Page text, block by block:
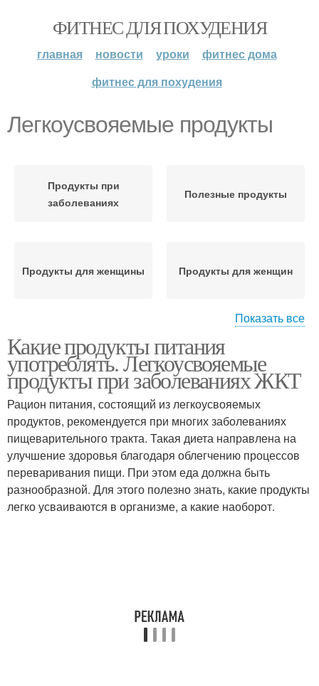
ФИТНЕС ДЛЯ ПОХУДЕНИЯ
главная новости уроки
фитнес дома
фитнес для похудения
Легкоусвояемые продукты
Продукты при
заболеваниях
Полезные продукты
Продукты для женщины Продукты для женщин
ежедневного
употребления
здорового питания
Продукты для органов Полезный продукт
Продукт на земле Разрешенные продукты
Показать все
Какие продукты питания
употреблять. Легкоусвояемые
продукты при заболеваниях ЖКТ
Рацион питания, состоящий из легкоусвояемых
продуктов, рекомендуется при многих заболеваниях
пищеварительного тракта. Такая диета направлена на
улучшение здоровья благодаря облегчению процессов
переваривания пищи. При этом еда должна быть
разнообразной. Для этого полезно знать, какие продукты
легко усваиваются в организме, а какие наоборот.